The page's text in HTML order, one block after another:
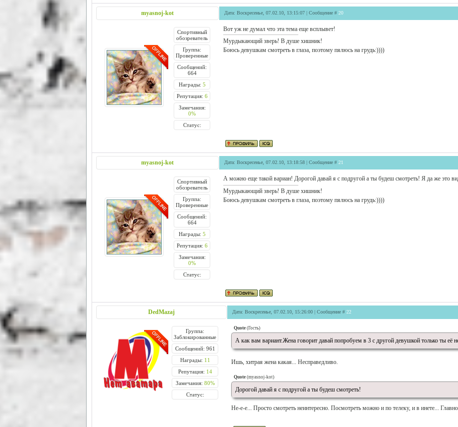
myasnoj-kot Дата: Воскресенье, 07.02.10, 13:15:07 | Сообщение # 20
Спортивный
обозреватель
Группа:
Проверенные
Сообщений:
664
Награды: 5
Репутация: 6
Замечания:
0%
Статус:
Вот уж не думал что эта тема еще всплывет!
Мурдыкающий зверь! В душе хишник!
Боюсь девушкам смотреть в глаза, поэтому пялюсь на грудь:))))
myasnoj-kot Дата: Воскресенье, 07.02.10, 13:18:58 | Сообщение # 21
Спортивный
обозреватель
Группа:
Проверенные
Сообщений:
664
Награды: 5
Репутация: 6
Замечания:
0%
Статус:
А можно еще такой вариан! Дорогой давай я с подругой а ты будеш смотреть! Я да же это
Мурдыкающий зверь! В душе хишник!
Боюсь девушкам смотреть в глаза, поэтому пялюсь на грудь:))))
DedMazaj Дата: Воскресенье, 07.02.10, 15:26:00 | Сообщение # 22
Группа:
Заблокированные
Сообщений: 961
Награды: 11
Репутация: 14
Замечания: 80%
Статус:
Quote (Гость)
А как вам вариант.Жена говорит давай попробуем в 3 с другой девушкой только ты её
Ишь, хитрая жена какая... Несправедливо.
Quote (myasnoj-kot)
Дорогой давай я с подругой а ты будеш смотреть!
Не-е-е... Просто смотреть неинтересно. Посмотреть можно и по телеку, и в инете...